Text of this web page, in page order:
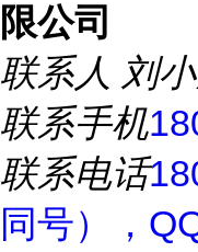
限公司
联系人 刘
联系手机
联系电话
同号），